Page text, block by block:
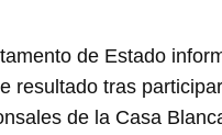
de Estado
resultado tras
de la Casa